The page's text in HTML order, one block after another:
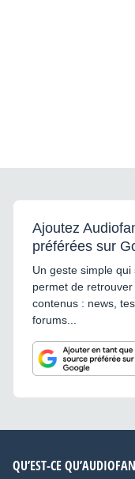
Ajoutez
préférées sur
Un geste simple
permet de
contenus : news,
forums...
QU’EST-CE